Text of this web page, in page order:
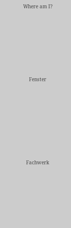
Where am I?
Fenster
Fachwerk